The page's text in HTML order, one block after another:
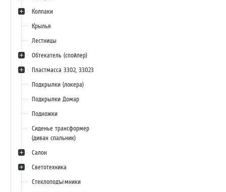
Колпаки
Крылья
Лестницы
Обтекатель (спойлер)
Пластмасса 3302, 33023
Подкрылки (локера)
Подкрылки Домар
Подножки
Сиденье трансформер
(диван спальник)
Салон
Светотехника
Стеклоподъёмники